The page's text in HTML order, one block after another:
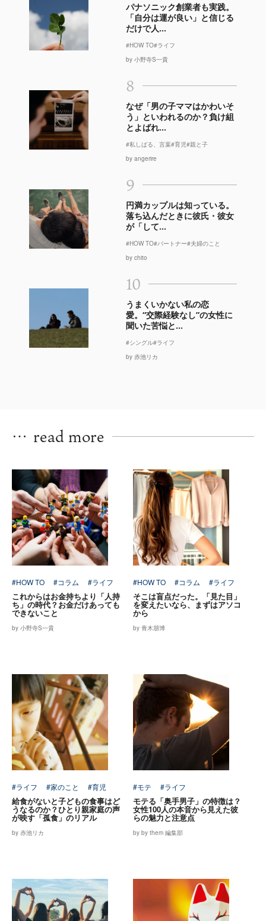
パナソニック創業者も実践。
「自分は運が良い」と信じる
だけで人...
#HOW TO#ライフ
by 小野寺S一貴
8
なぜ「男の子ママはかわいそ
う」といわれるのか？負け組
とよばれ...
#私しばる、言葉#育児#親と子
by angerire
9
円満カップルは知っている。
落ち込んだときに彼氏・彼女
が「して...
#HOW TO#パートナー#夫婦のこと
by chito
10
うまくいかない私の恋
愛。“交際経験なし”の女性に
聞いた苦悩と...
#シングル#ライフ
by 赤池リカ
… read more
#HOW TO #コラム #ライフ
これからはお金持ちより「人持
ち」の時代？お金だけあっても
できないこと
by 小野寺S一貴
#HOW TO #コラム #ライフ
そこは盲点だった。「見た目」
を変えたいなら、まずはアソコ
から
by 青木朋博
#ライフ #家のこと #育児
給食がないと子どもの食事はど
うなるのか？ひとり親家庭の声
が映す「孤食」のリアル
by 赤池リカ
#モテ #ライフ
モテる「奥手男子」の特徴は？
女性100人の本音から見えた彼
らの魅力と注意点
by by them 編集部